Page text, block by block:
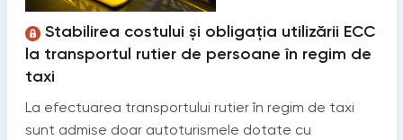
Stabilirea costului și obligația utilizării ECC
la transportul rutier de persoane în regim de
taxi
La efectuarea transportului rutier în regim de taxi
sunt admise doar autoturismele dotate cu